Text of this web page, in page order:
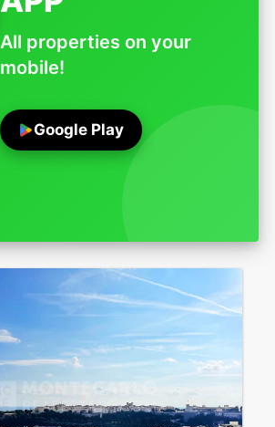
All properties on your
mobile!
Google Play